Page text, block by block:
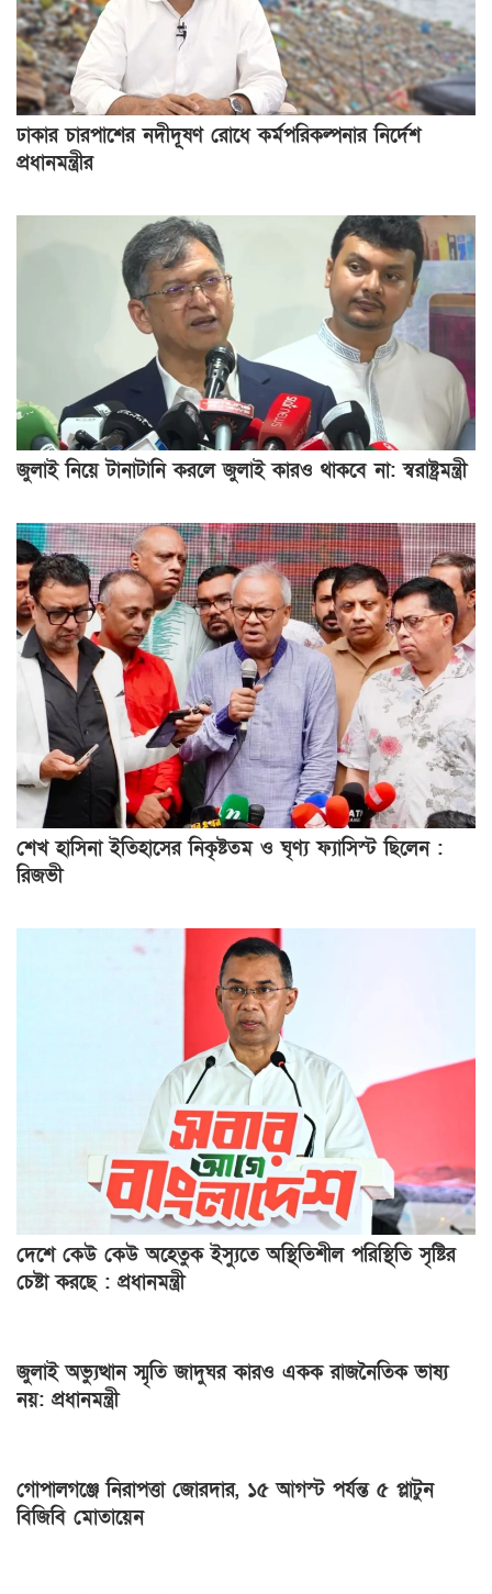
ঢাকার চারপাশের নদীদূষণ রোধে কর্মপরিকল্পনার নির্দেশ
প্রধানমন্ত্রীর
জুলাই নিয়ে টানাটানি করলে জুলাই কারও থাকবে না: স্বরাষ্ট্রমন্ত্রী
শেখ হাসিনা ইতিহাসের নিকৃষ্টতম ও ঘৃণ্য ফ্যাসিস্ট ছিলেন :
রিজভী
দেশে কেউ কেউ অহেতুক ইস্যুতে অস্থিতিশীল পরিস্থিতি সৃষ্টির
চেষ্টা করছে : প্রধানমন্ত্রী
জুলাই অভ্যুত্থান স্মৃতি জাদুঘর কারও একক রাজনৈতিক ভাষ্য
নয়: প্রধানমন্ত্রী
গোপালগঞ্জে নিরাপত্তা জোরদার, ১৫ আগস্ট পর্যন্ত ৫ প্লাটুন
বিজিবি মোতায়েন